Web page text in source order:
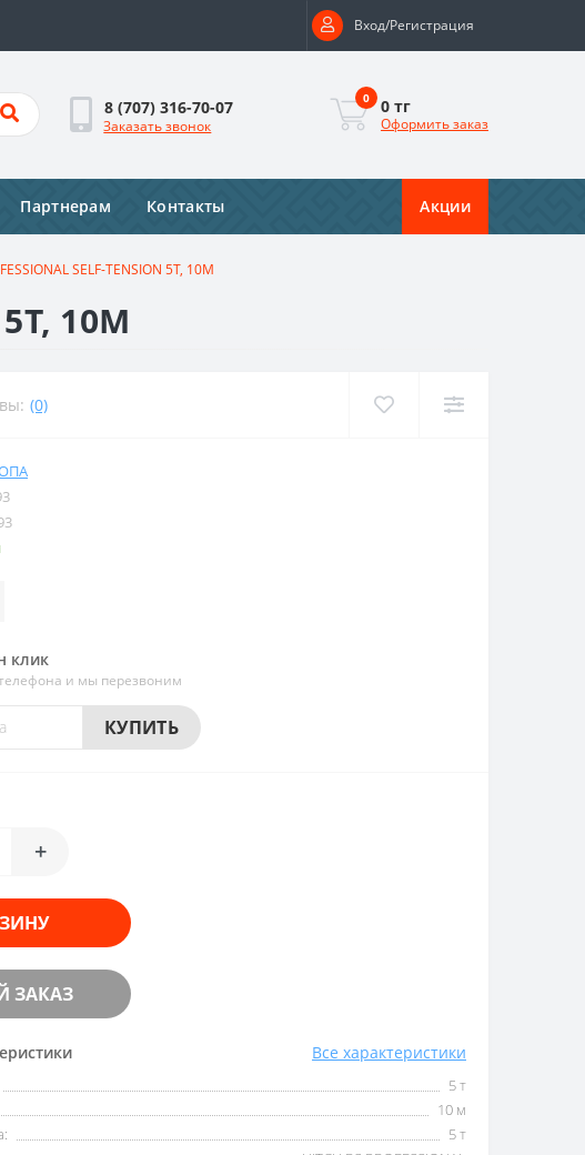
Вход/Регистрация
8 (707) 316-70-07
Заказать звонок
0 0 тг
Оформить заказ
Партнерам Контакты Акции
SELF-TENSION 5T, 10M
10M
(0)
клик
и мы перезвоним
КУПИТЬ
+
ЗАКАЗ
Все характеристики
5 т
10 м
5 т